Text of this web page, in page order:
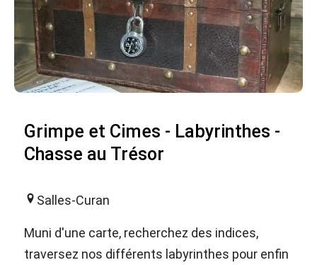
Grimpe et Cimes - Labyrinthes -
Chasse au Trésor
Salles-Curan
Muni d'une carte, recherchez des indices,
traversez nos différents labyrinthes pour enfin